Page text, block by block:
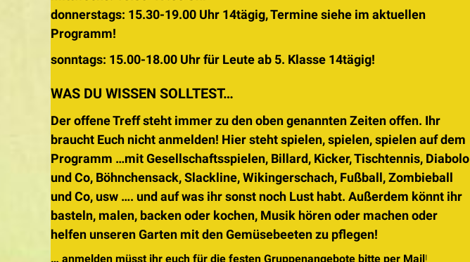
donnerstags: 15.30-19.00 Uhr 14tägig, Termine siehe im aktuellen
Programm!
sonntags: 15.00-18.00 Uhr für Leute ab 5. Klasse 14tägig!
WAS DU WISSEN SOLLTEST…
Der offene Treff steht immer zu den oben genannten Zeiten offen. Ihr
braucht Euch nicht anmelden! Hier steht spielen, spielen, spielen auf dem
Programm …mit Gesellschaftsspielen, Billard, Kicker, Tischtennis, Diabolo
und Co, Böhnchensack, Slackline, Wikingerschach, Fußball, Zombieball
und Co, usw …. und auf was ihr sonst noch Lust habt. Außerdem könnt ihr
basteln, malen, backen oder kochen, Musik hören oder machen oder
helfen unseren Garten mit den Gemüsebeeten zu pflegen!
… anmelden müsst ihr euch für die festen Gruppenangebote bitte per Mail!